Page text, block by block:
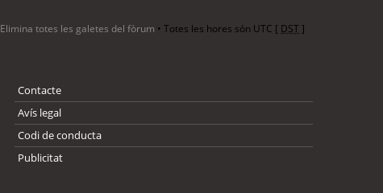
Elimina totes les galetes del fòrum • Totes les hores són UTC [ DST]
Contacte
Avís legal
Codi de conducta
Publicitat